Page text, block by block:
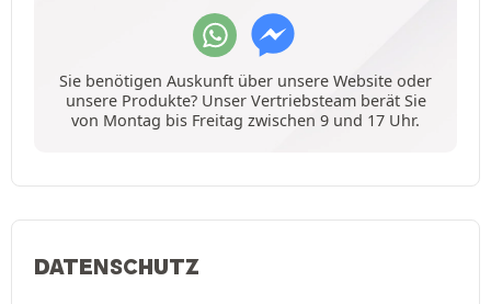
Sie benötigen Auskunft über unsere Website oder
unsere Produkte? Unser Vertriebsteam berät Sie
von Montag bis Freitag zwischen 9 und 17 Uhr.
DATENSCHUTZ